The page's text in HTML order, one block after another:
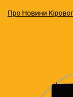
Про Новини